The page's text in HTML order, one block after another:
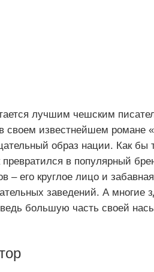
лучшим чешским
своем известнейшем романе
образ нации. Как
в популярный
– его круглое лицо и
заведений. А многие
большую часть своей